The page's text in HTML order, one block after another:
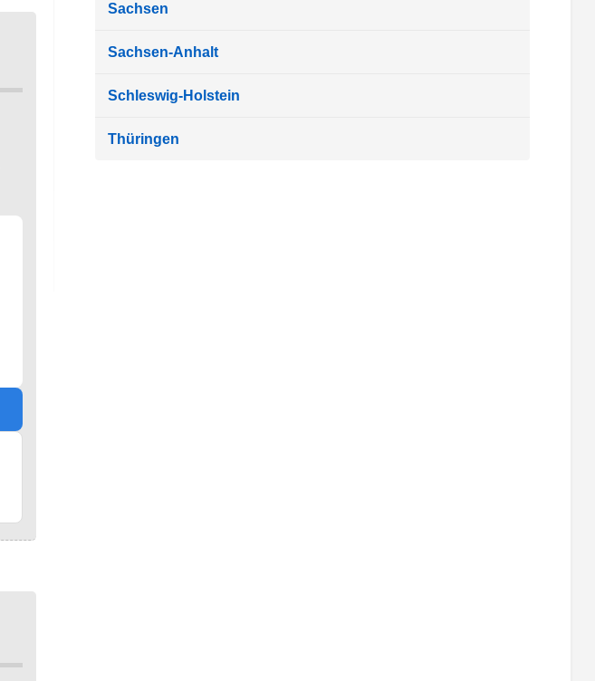
Sachsen
Sachsen-Anhalt
Schleswig-Holstein
Thüringen